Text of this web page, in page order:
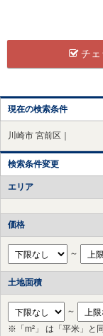
チェ
現在の検索条件
川崎市 宮前区｜
検索条件変更
エリア
価格
～
土地面積
～
※「m²」 は「平米」と